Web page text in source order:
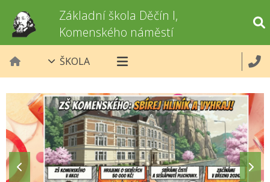
Základní škola Děčín I,
Komenského náměstí
ŠKOLA